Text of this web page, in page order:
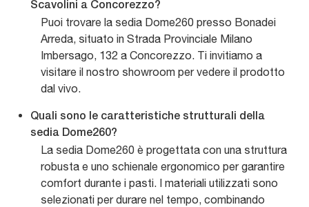
Scavolini a Concorezzo?
Puoi trovare la sedia Dome260 presso Bonadei
Arreda, situato in Strada Provinciale Milano
Imbersago, 132 a Concorezzo. Ti invitiamo a
visitare il nostro showroom per vedere il prodotto
dal vivo.
Quali sono le caratteristiche strutturali della
sedia Dome260?
La sedia Dome260 è progettata con una struttura
robusta e uno schienale ergonomico per garantire
comfort durante i pasti. I materiali utilizzati sono
selezionati per durare nel tempo, combinando